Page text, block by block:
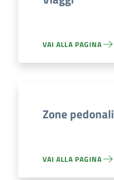
VAI ALLA PAGINA
Zone pedonali
VAI ALLA PAGINA